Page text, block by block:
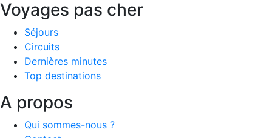
Voyages pas cher
Séjours
Circuits
Dernières minutes
Top destinations
A propos
Qui sommes-nous ?